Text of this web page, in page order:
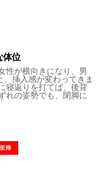
体位
性が横向きになり、男
挿入感が変わってきま
寝返りを打てば、後背
れの姿勢でも、閉脚に
里帰